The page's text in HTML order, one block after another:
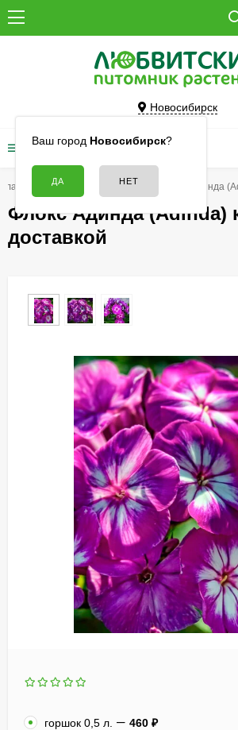
Новосибирск
Ваш город Новосибирск?
КАТАЛОГ ТОВАРОВ
Главная Цветы Флоксы Флокс Адинда
Флокс Адинда (Adinda)
доставкой
горшок 0,5 л. 460 ₽